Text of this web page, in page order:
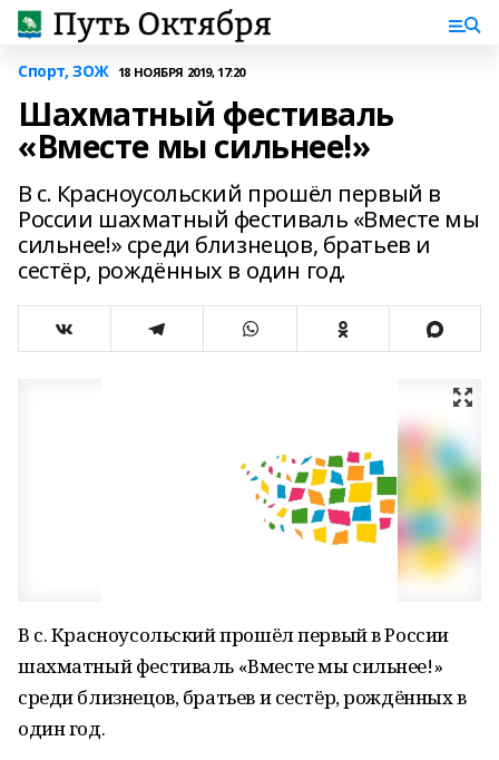
Спорт, ЗОЖ 18 НОЯБРЯ 2019, 17:20
Шахматный фестиваль
«Вместе мы сильнее!»
В с. Красноусольский прошёл первый в
России шахматный фестиваль «Вместе мы
сильнее!» среди близнецов, братьев и
сестёр, рождённых в один год.
В с. Красноусольский прошёл первый в России
шахматный фестиваль «Вместе мы сильнее!»
среди близнецов, братьев и сестёр, рождённых в
один год.